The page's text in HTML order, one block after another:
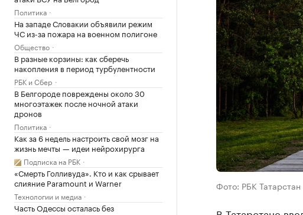
Политика
На западе Словакии объявили режим
ЧС из-за пожара на военном полигоне
Общество
В разные корзины: как сберечь
накопления в период турбулентности
РБК и Сбер
В Белгороде повреждены около 30
многоэтажек после ночной атаки
дронов
Политика
Как за 6 недель настроить свой мозг на
жизнь мечты — идеи нейрохирурга
Подписка на РБК
«Смерть Голливуда». Кто и как срывает
слияние Paramount и Warner
Технологии и медиа
Часть Одессы осталась без
Фото: РБК Татарстан